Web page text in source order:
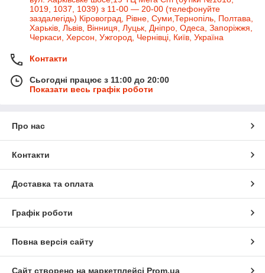
1019, 1037, 1039) з 11-00 — 20-00 (телефонуйте
заздалегідь) Кіровоград, Рівне, Суми,Тернопіль, Полтава,
Харьків, Львів, Вінниця, Луцьк, Дніпро, Одеса, Запоріжжя,
Черкаси, Херсон, Ужгород, Чернівці, Київ, Україна
Контакти
Сьогодні працює з 11:00 до 20:00
Показати весь графік роботи
Про нас
Контакти
Доставка та оплата
Графік роботи
Повна версія сайту
Сайт створено на маркетплейсі Prom.ua